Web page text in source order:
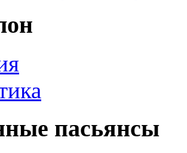
пасьянсы